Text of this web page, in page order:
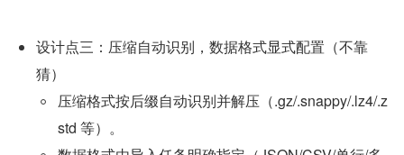
设计点三：压缩自动识别，数据格式显式配置（不靠
猜）
压缩格式按后缀自动识别并解压（.gz/.snappy/.lz4/.z
std 等）。